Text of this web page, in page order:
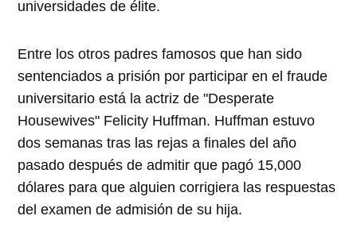
universidades de élite.
Entre los otros padres famosos que han sido
sentenciados a prisión por participar en el fraude
universitario está la actriz de "Desperate
Housewives" Felicity Huffman. Huffman estuvo
dos semanas tras las rejas a finales del año
pasado después de admitir que pagó 15,000
dólares para que alguien corrigiera las respuestas
del examen de admisión de su hija.